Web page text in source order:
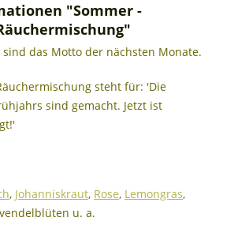
"Sommer -
das Motto der nächsten Monate.
steht für: 'Die
sind gemacht. Jetzt ist
, Johanniskraut, Rose, Lemongras,
u. a.